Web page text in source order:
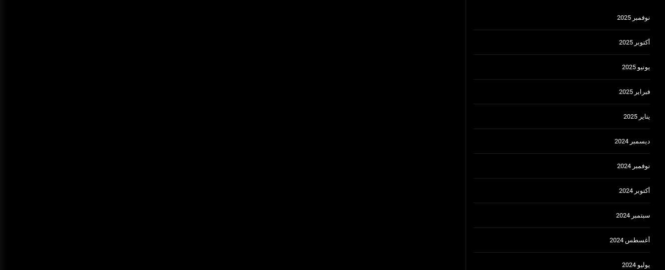
نوفمبر 2025
أكتوبر 2025
يونيو 2025
فبراير 2025
يناير 2025
ديسمبر 2024
نوفمبر 2024
أكتوبر 2024
سبتمبر 2024
أغسطس 2024
يوليو 2024